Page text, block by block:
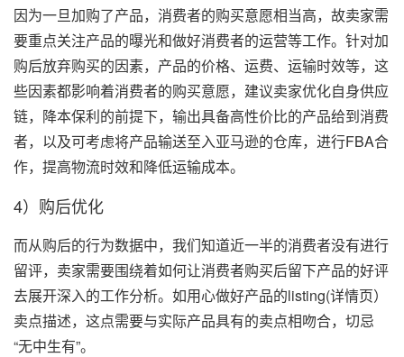
因为一旦加购了产品，消费者的购买意愿相当高，故卖家需
要重点关注产品的曝光和做好消费者的运营等工作。针对加
购后放弃购买的因素，产品的价格、运费、运输时效等，这
些因素都影响着消费者的购买意愿，建议卖家优化自身供应
链，降本保利的前提下，输出具备高性价比的产品给到消费
者，以及可考虑将产品输送至入亚马逊的仓库，进行FBA合
作，提高物流时效和降低运输成本。
4）购后优化
而从购后的行为数据中，我们知道近一半的消费者没有进行
留评，卖家需要围绕着如何让消费者购买后留下产品的好评
去展开深入的工作分析。如用心做好产品的listing(详情页）
卖点描述，这点需要与实际产品具有的卖点相吻合，切忌
“无中生有”。